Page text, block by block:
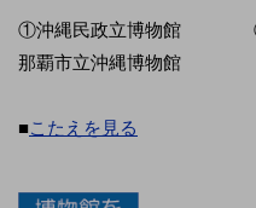
①沖縄民政立博物
那覇市立沖縄博物館
■こたえを見る